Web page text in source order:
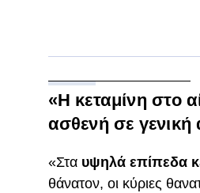
«H κεταμίνη στο
ασθενή σε γενική
«Στα υψηλά επίπεδα
θάνατον, οι κύριες